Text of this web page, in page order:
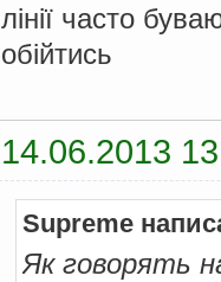
лінії часто
обійтись
14.06.2013
Supreme
Як говорять